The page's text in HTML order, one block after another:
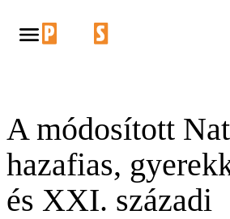
A módosított
hazafias,
és XXI. századi